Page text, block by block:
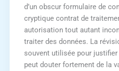
d’un obscur formulaire de
cryptique contrat de
autorisation tout autant
traiter des données. La
souvent utilisée pour
peut douter fortement de la